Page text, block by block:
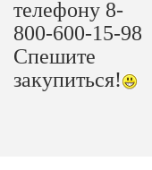
телефону 8-
800-600-15-98
Спешите
закупиться!